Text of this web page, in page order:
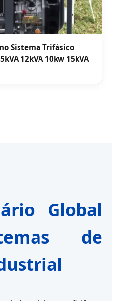
Sistema Trifásico
12kVA 10kw 15kVA
Global
de